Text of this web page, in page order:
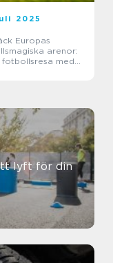
2025
Europas
arenor:
fotbollsresa med
lyft för din